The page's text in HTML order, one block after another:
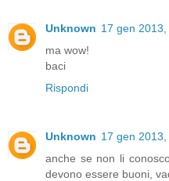
Unknown 17 gen
ma wow!
baci
Rispondi
Unknown 17 gen
anche se non li
devono essere buoni,